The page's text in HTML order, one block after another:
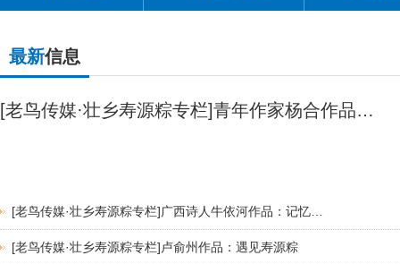
最新信息
[老鸟传媒·壮乡寿源粽专栏]青年作家杨合作品…
[老鸟传媒·壮乡寿源粽专栏]广西诗人牛依河作品：记忆…
[老鸟传媒·壮乡寿源粽专栏]卢俞州作品：遇见寿源粽